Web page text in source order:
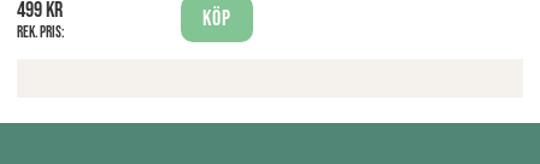
499 kr
Rek. pris:
Köp